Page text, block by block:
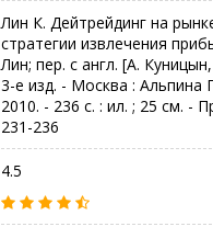
Лин К. Дейтрейдинг на
стратегии извлечения
Лин; пер. с англ. [А.
3-е изд. - Москва : Альпина
2010. - 236 с. : ил. ; 25 см. -
231-236
4.5